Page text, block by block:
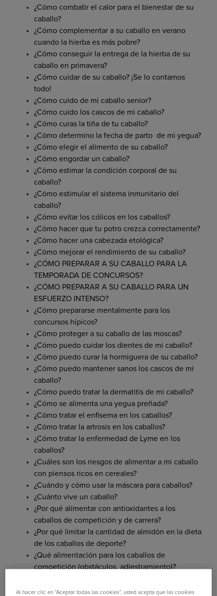
¿Cómo combatir el calor para el bienestar de su
caballo?
¿Cómo complementar a su caballo en verano
cuando la hierba es más pobre?
¿Cómo conseguir la entrega de la hierba de su
caballo en primavera?
¿Cómo cuidar de su caballo? ¡Se lo contamos
todo!
¿Cómo cuido de mi caballo senior?
¿Cómo cuido los cascos de mi caballo?
¿Cómo curas la tiña de tu caballo?
¿Cómo determino la fecha de parto de mi yegua?
¿Cómo elegir el alimento de su caballo?
¿Cómo engordar un caballo?
¿Cómo estimar la condición corporal de su
caballo?
¿Cómo estimular el sistema inmunitario del
caballo?
¿Cómo evitar los cólicos en los caballos?
¿Cómo hacer que tu potro crezca correctamente?
¿Cómo hacer una cabezada etológica?
¿Cómo mejorar el rendimiento de su caballo?
¿CÓMO PREPARAR A SU CABALLO PARA LA
TEMPORADA DE CONCURSOS?
¿CÓMO PREPARAR A SU CABALLO PARA UN
ESFUERZO INTENSO?
¿Cómo prepararse mentalmente para los
concursos hípicos?
¿Cómo proteger a su caballo de las moscas?
¿Cómo puedo cuidar los dientes de mi caballo?
¿Cómo puedo curar la hormiguera de su caballo?
¿Cómo puedo mantener sanos los cascos de mi
caballo?
¿Cómo puedo tratar la dermatitis de mi caballo?
¿Cómo se alimenta una yegua preñada?
¿Cómo tratar el enfisema en los caballos?
¿Cómo tratar la artrosis en los caballos?
¿Cómo tratar la enfermedad de Lyme en los
caballos?
¿Cuáles son los riesgos de alimentar a mi caballo
con piensos ricos en cereales?
¿Cuándo y cómo usar la máscara para caballos?
¿Cuánto vive un caballo?
¿Por qué alimentar con antioxidantes a los
caballos de competición y de carrera?
¿Por qué limitar la cantidad de almidón en la dieta
de los caballos de deporte?
¿Qué alimentación para los caballos de
competición (obstáculos, adiestramiento)?
¿Qué alimento para mi caballo viejo?
Al hacer clic en “Aceptar todas las cookies”, usted acepta que las cookies